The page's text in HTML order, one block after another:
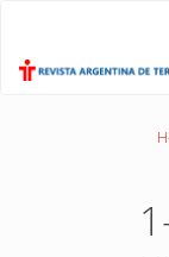
Content